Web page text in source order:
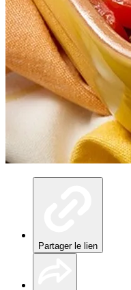
Partager le lien